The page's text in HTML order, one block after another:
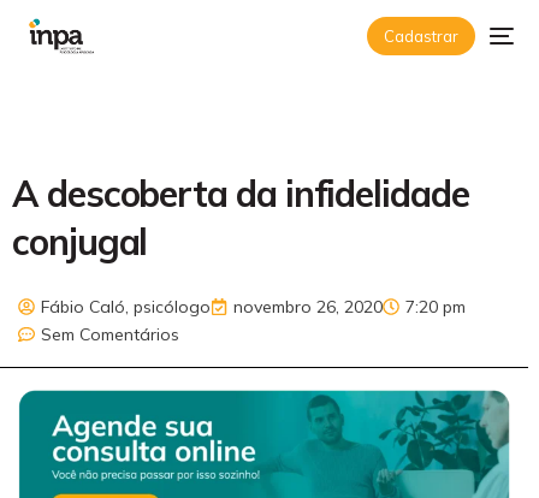
Cadastrar
A descoberta da infidelidade
conjugal
Fábio Caló, psicólogo novembro 26, 2020
7:20 pm
Sem Comentários